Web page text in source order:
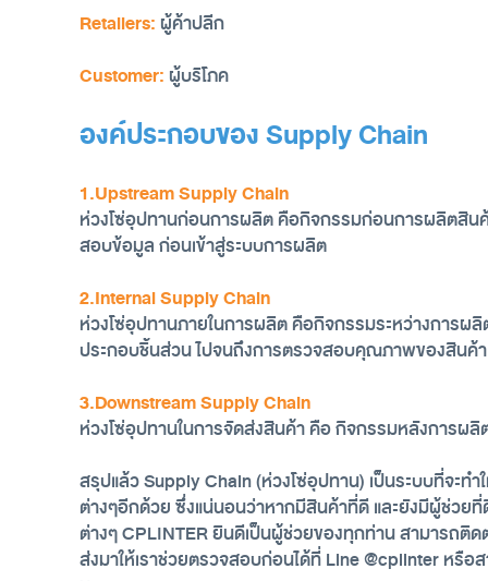
Retailers: ผู้ค้าปลีก
Customer: ผู้บริโภค
องค์ประกอบของ Supply Chain
1.Upstream Supply Chain
ห่วงโซ่อุปทานก่อนการผลิต คือกิจกรรมก่อนการผลิตสิน
สอบข้อมูล ก่อนเข้าสู่ระบบการผลิต
2.Internal Supply Chain
ห่วงโซ่อุปทานภายในการผลิต คือกิจกรรมระหว่างการ
ประกอบชิ้นส่วน ไปจนถึงการตรวจสอบคุณภาพของสินค้า
3.Downstream Supply Chain
ห่วงโซ่อุปทานในการจัดส่งสินค้า คือ กิจกรรมหลังการผ
สรุปแล้ว Supply Chain (ห่วงโซ่อุปทาน) เป็นระบบที่จะ
ต่างๆอีกด้วย ซึ่งแน่นอนว่าหากมีสินค้าที่ดี และยังมีผู้ช่วยที่
ต่างๆ CPLINTER ยินดีเป็นผู้ช่วยของทุกท่าน สามารถติ
ส่งมาให้เราช่วยตรวจสอบก่อนได้ที่ Line @cplinter หรื